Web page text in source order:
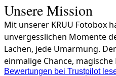
Unsere Mission
Mit unserer KRUU Fotobox
unvergesslichen Momente
Lachen, jede Umarmung.
einmalige Chance,
Bewertungen bei Trustpilot